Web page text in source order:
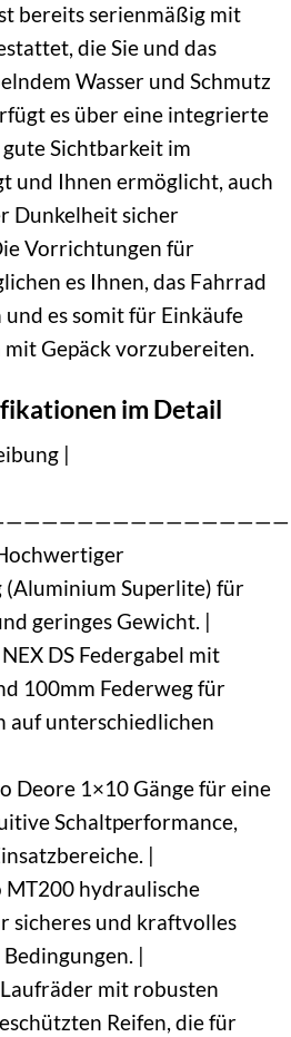
bereits serienmäßig mit
die Sie und das
Wasser und Schmutz
es über eine integrierte
Sichtbarkeit im
und Ihnen ermöglicht, auch
Dunkelheit sicher
Vorrichtungen für
es Ihnen, das Fahrrad
es somit für Einkäufe
Gepäck vorzubereiten.
im Detail
|
Superlite) für
geringes Gewicht. |
DS Federgabel mit
100mm Federweg für
auf unterschiedlichen
Deore 1×10 Gänge für eine
Schaltperformance,
|
MT200 hydraulische
sicheres und kraftvolles
|
mit robusten
Reifen, die für